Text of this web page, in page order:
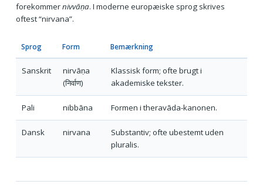
forekommernivvāṇa. I moderne europæiske sprog skrives
oftest “nirvana”.
Sprog Form Bemærkning
Sanskrit
nirvāṇa
(निर्वाण)
Klassisk form; ofte brugt i
akademiske tekster.
Pali nibbāna Formen i theravāda-kanonen.
Dansk nirvana
Substantiv; ofte ubestemt uden
pluralis.